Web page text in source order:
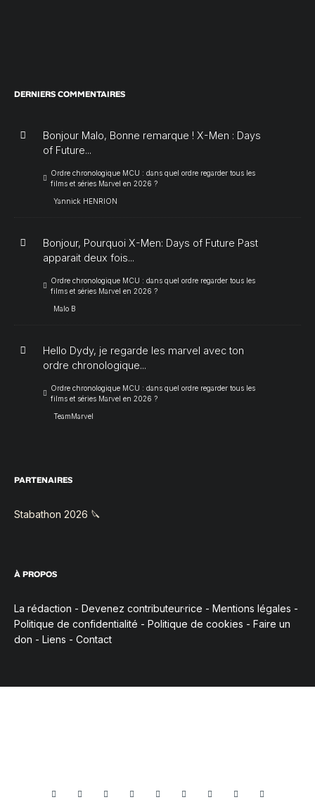
DERNIERS COMMENTAIRES
Bonjour Malo, Bonne remarque ! X-Men : Days
of Future...
Ordre chronologique MCU : dans quel ordre regarder tous les
films et séries Marvel en 2026 ?
Yannick HENRION
Bonjour, Pourquoi X-Men: Days of Future Past
apparait deux fois...
Ordre chronologique MCU : dans quel ordre regarder tous les
films et séries Marvel en 2026 ?
Malo B
Hello Dydy, je regarde les marvel avec ton
ordre chronologique...
Ordre chronologique MCU : dans quel ordre regarder tous les
films et séries Marvel en 2026 ?
TeamMarvel
PARTENAIRES
Stabathon 2026 🔪
À PROPOS
La rédaction - Devenez contributeur·rice - Mentions légales -
Politique de confidentialité - Politique de cookies - Faire un
don - Liens - Contact